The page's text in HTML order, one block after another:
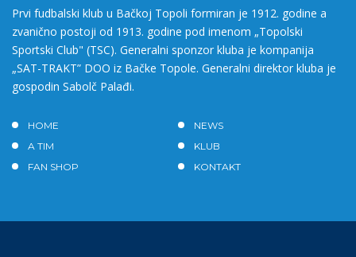
Prvi fudbalski klub u Bačkoj Topoli formiran je 1912. godine a
zvanično postoji od 1913. godine pod imenom „Topolski
Sportski Club" (TSC). Generalni sponzor kluba je kompanija
„SAT-TRAKT” DOO iz Bačke Topole. Generalni direktor kluba je
gospodin Sabolč Palađi.
HOME
NEWS
A TIM
KLUB
FAN SHOP
KONTAKT